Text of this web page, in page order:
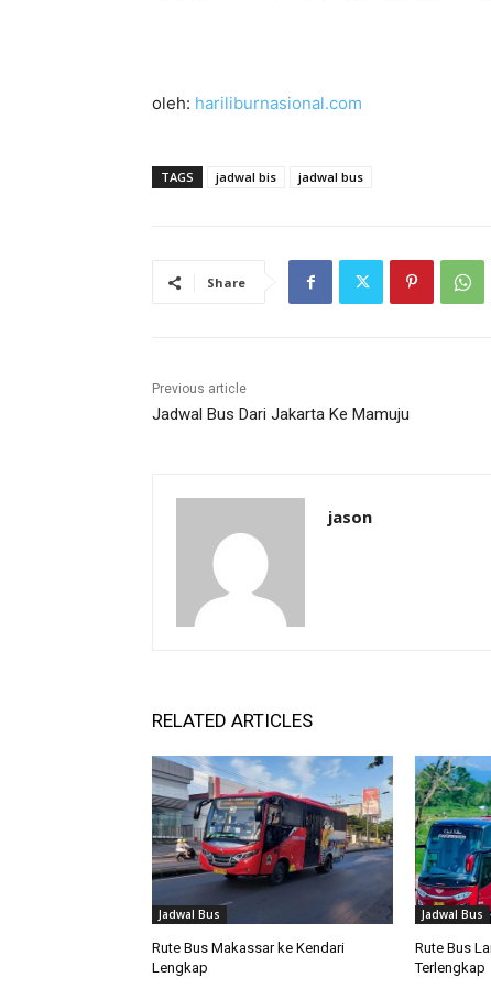
oleh: hariliburnasional.com
TAGS jadwal bis jadwal bus
Share
Previous article
Jadwal Bus Dari Jakarta Ke Mamuju
jason
RELATED ARTICLES
Jadwal Bus
Rute Bus Makassar ke Kendari
Lengkap
Jadwal Bus
Rute Bus
Terlengkap